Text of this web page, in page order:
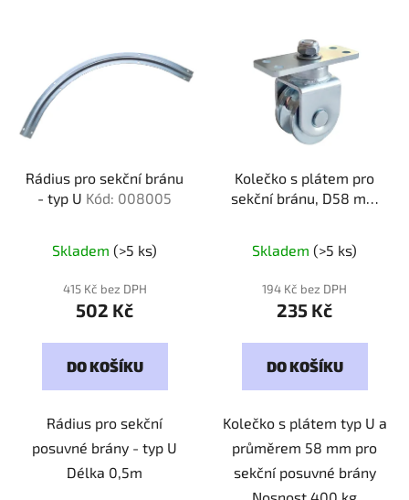
Rádius pro sekční bránu
- typ U Kód: 008005
Skladem (>5 ks)
415 Kč bez DPH
502 Kč
DO KOŠÍKU
Rádius pro sekční
posuvné brány - typ U
Délka 0,5m
Kolečko s plátem pro
sekční bránu, D58 mm
Skladem (>5 ks)
194 Kč bez DPH
235 Kč
DO KOŠÍKU
Kolečko s plátem typ U a
průměrem 58 mm pro
sekční posuvné brány